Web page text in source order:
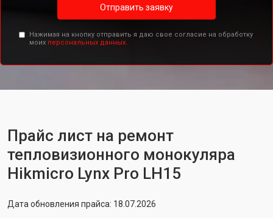
Отправить заявку
Нажимая на кнопку отправить я даю свое согласие на обработку
моих персональных данных.
Прайс лист на ремонт
тепловизионного монокуляра
Hikmicro Lynx Pro LH15
Дата обновления прайса: 18.07.2026